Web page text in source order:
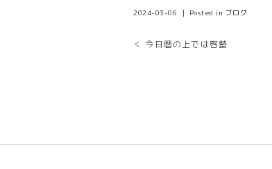
2024-03-06 ｜ Posted in ブログ
＜ 今日暦の上では啓蟄